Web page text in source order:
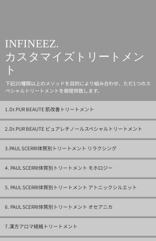
INFINEEZ.
カスタマイズトリートメン
ト
下記20種類以上のメソッドを目的により組み合わせ、ただ1つのス
ペシャルトリートメントを御提供致します。
1.Dr.PUR BEAUTE 肌改善トリートメント
2.Dr.PUR BEAUTE ピュアレチノールスペシャルトリートメント
3.PAUL SCERRI体質別トリートメント リラクシング
4. PAUL SCERRI体質別トリートメント モホロジー
5. PAUL SCERRI体質別トリートメント アトニックシルエット
6. PAUL SCERRI体質別トリートメント オセアニカ
7.漢方アロマ経絡トリートメント